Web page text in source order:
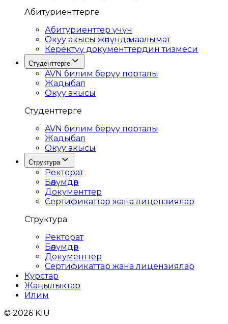
Абитуриенттерге
Абитуриенттер үчүн
Окуу акысы жөнүндө маалымат
Керектүү документтердин тизмеси
Студенттерге
AVN билим берүү порталы
Жадыбал
Окуу акысы
Студенттерге
AVN билим берүү порталы
Жадыбал
Окуу акысы
Структура
Ректорат
Бөлүмдөр
Документтер
Сертификаттар жана лицензиялар
Структура
Ректорат
Бөлүмдөр
Документтер
Сертификаттар жана лицензиялар
Курстар
Жаңылыктар
Илим
© 2026 KIU